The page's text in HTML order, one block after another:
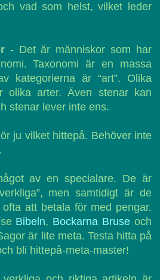
vad som helst, vilket leder
- Det är människor som har
Taxonomi är en massa
kategorierna är “art”. Olika
olika arter. Även stenar kan
stenar lever inte ens.
ju vilket hittepå. Behöver inte
av en specialare. De är
men samtidigt är de
att betala för med pengar.
Bibeln, Bockarna Bruse och
är lite meta. Testa hitta på
bli hittepå-meta-master!